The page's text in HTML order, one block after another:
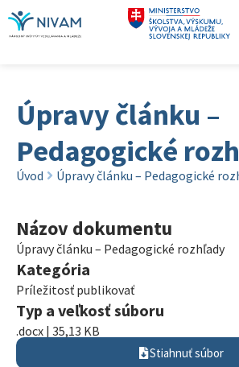
Úpravy článku –
Pedagogické
Úvod Úpravy článku – Pedagogické
Názov dokumentu
Úpravy článku – Pedagogické rozhľady
Kategória
Príležitosť publikovať
Typ a veľkosť súboru
.docx | 35,13 KB
Stiahnuť súbor